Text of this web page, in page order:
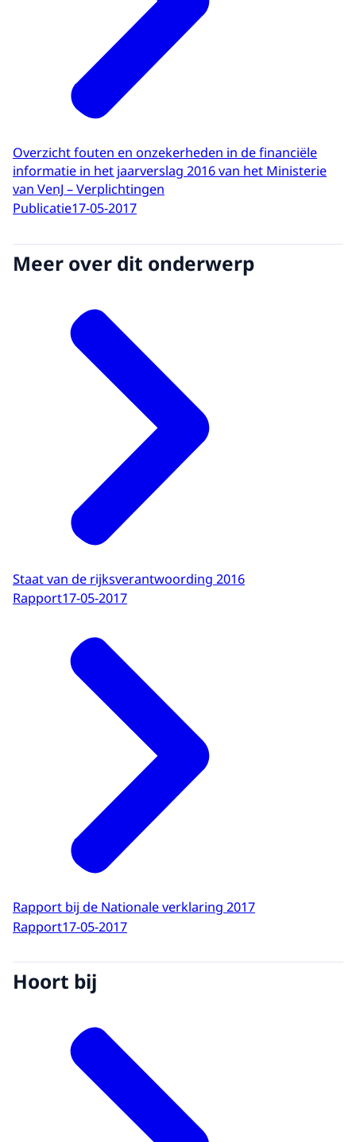
Overzicht fouten en onzekerheden in de financiële
informatie in het jaarverslag 2016 van het Ministerie
van VenJ – Verplichtingen
Publicatie17-05-2017
Meer over dit onderwerp
Staat van de rijksverantwoording 2016
Rapport17-05-2017
Rapport bij de Nationale verklaring 2017
Rapport17-05-2017
Hoort bij